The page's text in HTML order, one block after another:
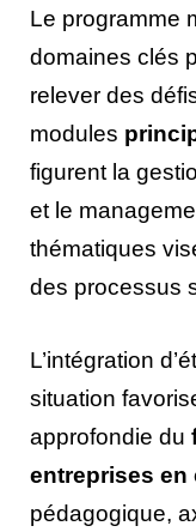
Le programme
domaines clés
relever des
modules
figurent la
et le
thématiques
des processus
L’intégration
situation
approfondie du
entreprises en
pédagogique,